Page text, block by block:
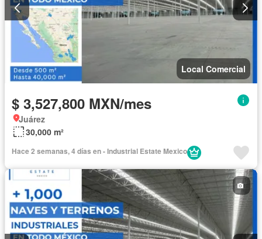
Local Comercial
$ 3,527,800 MXN/mes
Juárez
30,000 m²
Hace 2 semanas, 4 días en - Industrial Estate Mexico